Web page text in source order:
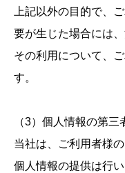
上記以外の目的で、
要が生じた場合には
その利用について、
す。
（3）個人情報の第三
当社は、ご利用者様
個人情報の提供は行